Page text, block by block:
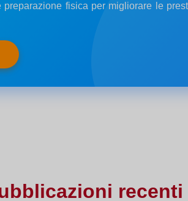
preparazione fisica per migliorare le
recenti